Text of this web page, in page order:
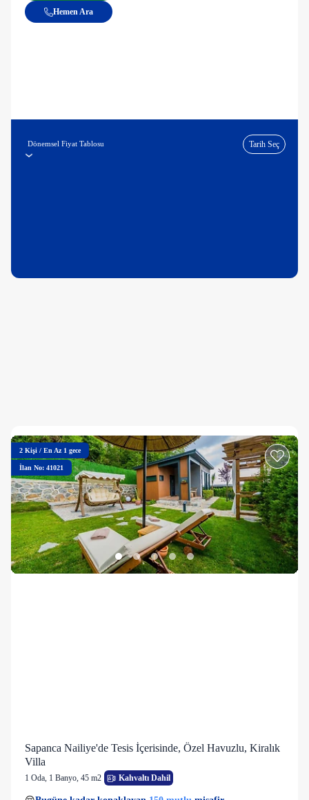
Hemen Ara
Dönemsel Fiyat Tablosu Tarih Seç
2 Kişi / En Az 1 gece
İlan No: 41021
Sapanca Nailiye'de Tesis İçerisinde, Özel Havuzlu, Kiralık
Villa
1 Oda, 1 Banyo, 45 m2 Kahvaltı Dahil
150 mutlu